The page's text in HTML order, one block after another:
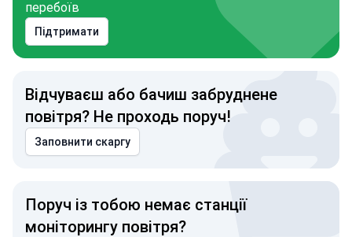
перебоїв
Підтримати
Відчуваєш або бачиш забруднене
повітря? Не проходь поруч!
Заповнити скаргу
Поруч із тобою немає станції
моніторингу повітря?